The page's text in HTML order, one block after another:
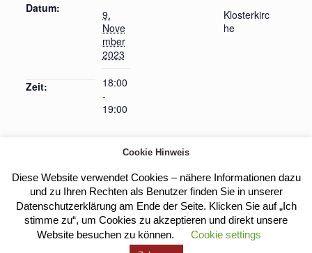
Datum:
9.
Nove
mber
2023
Zeit:
18:00
-
19:00
Klosterkirc
he
Eucharistische
Anbetung
Fortbildung des Reha- und
Behindertensportverbandes Saar
Kloster Heilig Kreuz |Impressum
Cookie Hinweis
Diese Website verwendet Cookies – nähere Informationen dazu
und zu Ihren Rechten als Benutzer finden Sie in unserer
Datenschutzerklärung am Ende der Seite. Klicken Sie auf „Ich
stimme zu“, um Cookies zu akzeptieren und direkt unsere
Website besuchen zu können.
Cookie settings